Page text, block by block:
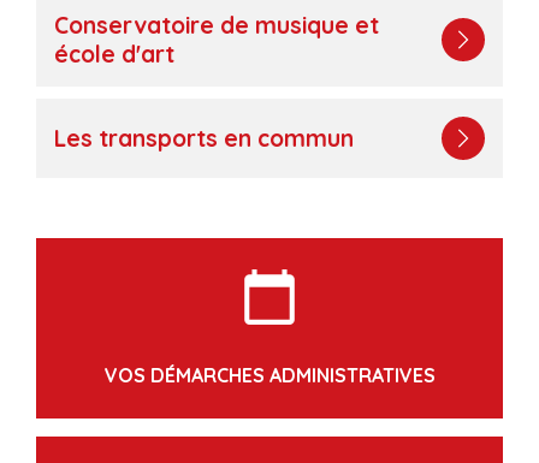
Conservatoire de musique et
école d'art
Les transports en commun
calendar_today
VOS DÉMARCHES ADMINISTRATIVES